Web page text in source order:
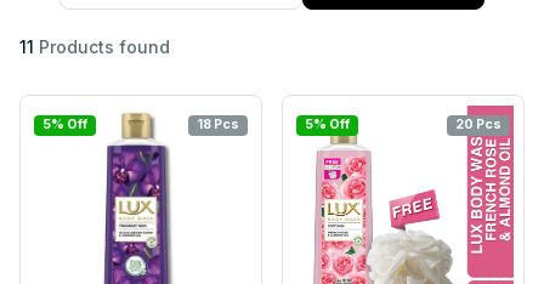
11 Products found
5% Off 18 Pcs 5% Off 20 Pcs